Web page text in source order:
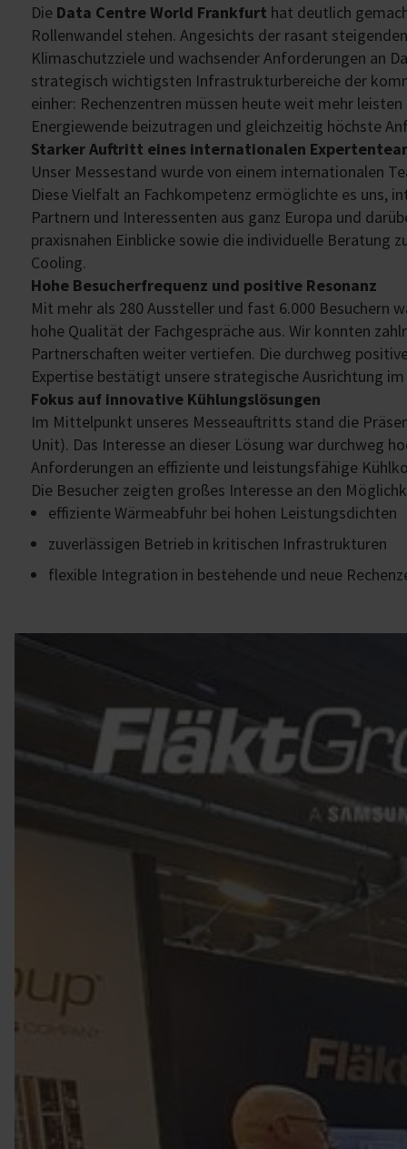
Die Data Centre World Frankfurt hat deutlich
Rollenwandel stehen. Angesichts der rasant
Klimaschutzziele und wachsender Anforderungen an
strategisch wichtigsten Infrastrukturbereiche der
einher: Rechenzentren müssen heute weit mehr
Energiewende beizutragen und gleichzeitig höchste
Starker Auftritt eines internationalen
Unser Messestand wurde von einem internationalen
Diese Vielfalt an Fachkompetenz ermöglichte es uns,
Partnern und Interessenten aus ganz Europa und
praxisnahen Einblicke sowie die individuelle Beratung
Cooling.
Hohe Besucherfrequenz und positive Resonanz
Mit mehr als 280 Aussteller und fast 6.000 Besuchern
hohe Qualität der Fachgespräche aus. Wir konnten
Partnerschaften weiter vertiefen. Die durchweg
Expertise bestätigt unsere strategische Ausrichtung
Fokus auf innovative Kühlungslösungen
Im Mittelpunkt unseres Messeauftritts stand die
Unit). Das Interesse an dieser Lösung war durchweg
Anforderungen an effiziente und leistungsfähige
Die Besucher zeigten großes Interesse an den
effiziente Wärmeabfuhr bei hohen Leistungsdichten
zuverlässigen Betrieb in kritischen Infrastrukturen
flexible Integration in bestehende und neue